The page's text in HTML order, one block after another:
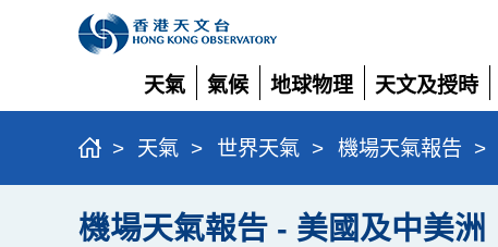
天氣
展
開
氣候
展
開
地球物理
展
開
天文及授時
展
開
> 天氣 > 世界天氣 > 機場天氣報告 >
機場天氣報告 - 美國及中美洲